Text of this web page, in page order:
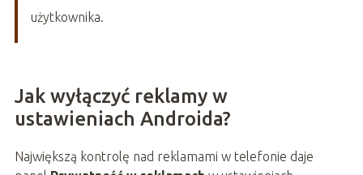
użytkownika.
Jak wyłączyć reklamy w
ustawieniach Androida?
Największą kontrolę nad reklamami w telefonie daje